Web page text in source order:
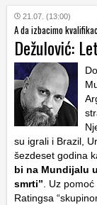
21.07. (13:00)
A da izbacimo
Dežulović:
su igrali i Brazil,
šezdeset godina
bi na Mundijalu
smrti” . Uz
Ratingsa